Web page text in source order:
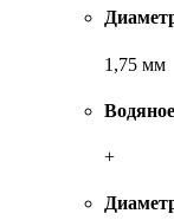
1,75 мм
+